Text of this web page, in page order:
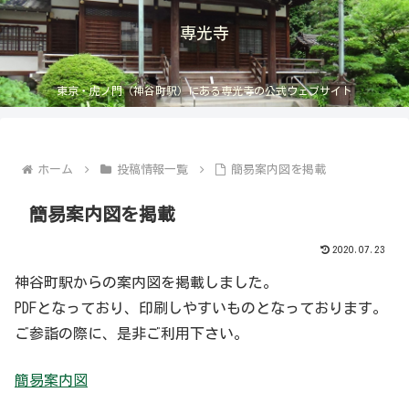
専光寺
東京・虎ノ門（神谷町駅）にある専光寺の公式ウェブサイト
ホーム 投稿情報一覧 簡易案内図を掲載
簡易案内図を掲載
2020.07.23
神谷町駅からの案内図を掲載しました。
PDFとなっており、印刷しやすいものとなっております。
ご参詣の際に、是非ご利用下さい。
簡易案内図